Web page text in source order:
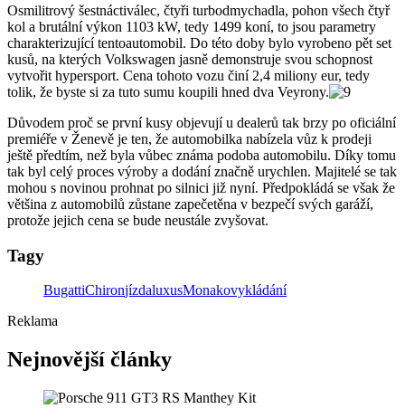
Osmilitrový šestnáctiválec, čtyři turbodmychadla, pohon všech čtyř
kol a brutální výkon 1103 kW, tedy 1499 koní, to jsou parametry
charakterizující tentoautomobil. Do této doby bylo vyrobeno pět set
kusů, na kterých Volkswagen jasně demonstruje svou schopnost
vytvořit hypersport. Cena tohoto vozu činí 2,4 miliony eur, tedy
tolik, že byste si za tuto sumu koupili hned dva Veyrony.
Důvodem proč se první kusy objevují u dealerů tak brzy po oficiální
premiéře v Ženevě je ten, že automobilka nabízela vůz k prodeji
ještě předtím, než byla vůbec známa podoba automobilu. Díky tomu
tak byl celý proces výroby a dodání značně urychlen. Majitelé se tak
mohou s novinou prohnat po silnici již nyní. Předpokládá se však že
většina z automobilů zůstane zapečetěna v bezpečí svých garáží,
protože jejich cena se bude neustále zvyšovat.
Tagy
BugattiChironjízdaluxusMonakovykládání
Reklama
Nejnovější články